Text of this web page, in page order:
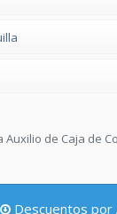
Auxilio de Caja de
Descuentos por